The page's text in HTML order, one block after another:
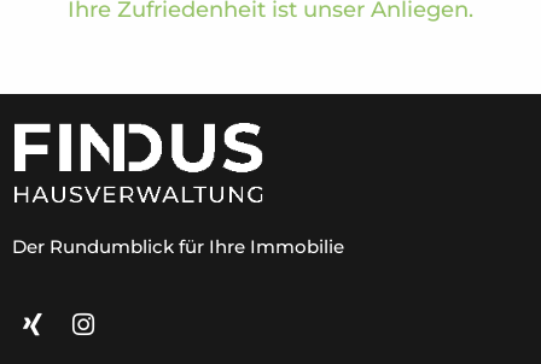
Ihre Zufriedenheit ist unser Anliegen.
Der Rundumblick für Ihre Immobilie